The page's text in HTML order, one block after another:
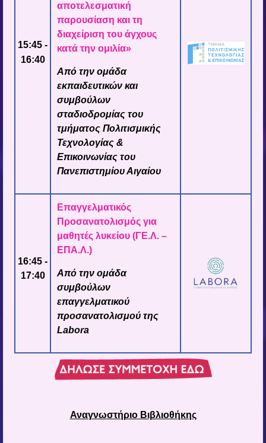
15:45 -
16:40
αποτελεσματική
παρουσίαση και τη
διαχείριση του άγχους
κατά την ομιλία»
Από την ομάδα
εκπαιδευτικών και
συμβούλων
σταδιοδρομίας του
τμήματος Πολιτισμικής
Τεχνολογίας &
Επικοινωνίας του
Πανεπιστημίου Αιγαίου
16:45 -
17:40
Επαγγελματικός
Προσανατολισμός για
μαθητές λυκείου (ΓΕ.Λ. –
ΕΠΑ.Λ.)
Από την ομάδα
συμβούλων
επαγγελματικού
προσανατολισμού της
Labora
Αναγνωστήριο Βιβλιοθήκης